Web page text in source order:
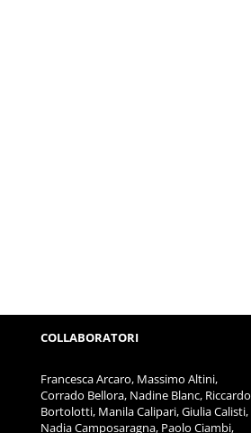
COLLABORATORI
Francesca Arcaro, Massimo Altini,
Corrado Bellora, Nadine Blanc, Riccardo
Bortolotti, Manila Calipari, Giulia Calisti,
Nadia Camposaragna, Paolo Ciambi,